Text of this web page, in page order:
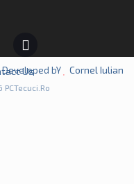
Us
Developed bY Cornel Iulian